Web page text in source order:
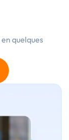
en quelques